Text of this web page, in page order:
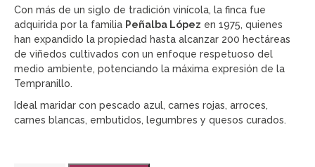
Con más de un siglo de tradición vinícola, la finca fue
adquirida por la familia Peñalba López en 1975, quienes
han expandido la propiedad hasta alcanzar 200 hectáreas
de viñedos cultivados con un enfoque respetuoso del
medio ambiente, potenciando la máxima expresión de la
Tempranillo.
Ideal maridar con pescado azul, carnes rojas, arroces,
carnes blancas, embutidos, legumbres y quesos curados.